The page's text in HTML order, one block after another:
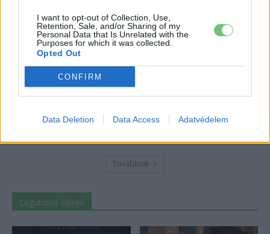
I want to opt-out of Collection, Use,
Retention, Sale, and/or Sharing of my
Personal Data that Is Unrelated with the
Purposes for which it was collected.
Opted Out
CONFIRM
Data Deletion Data Access Adatvédelem
2026-08-03
124%-kal nőtt a BYD exportja — ez lehet az
2026-08-04
Hyundai IONIQ 5 titkos tesztautója
Továbbiak
Legutolsó cikkek